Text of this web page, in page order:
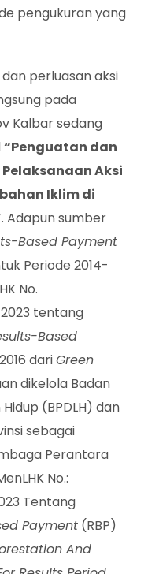
pengukuran yang
perluasan aksi
pada
Kalbar sedang
“Penguatan dan
Aksi
Iklim di
. Adapun sumber
Based Payment
Periode 2014-
No.
tentang
Based
dariGreen
dikelola Badan
(BPDLH) dan
sebagai
Perantara
No.:
Tentang
Payment (RBP)
And